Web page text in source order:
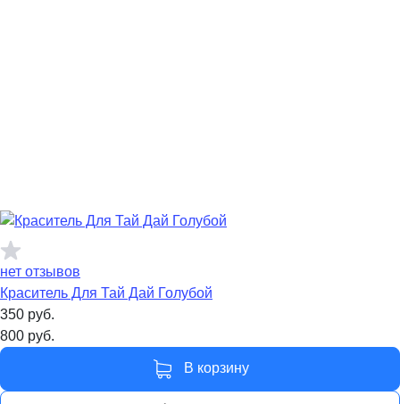
нет отзывов
Краситель Для Тай Дай Голубой
350 руб.
800 руб.
В корзину